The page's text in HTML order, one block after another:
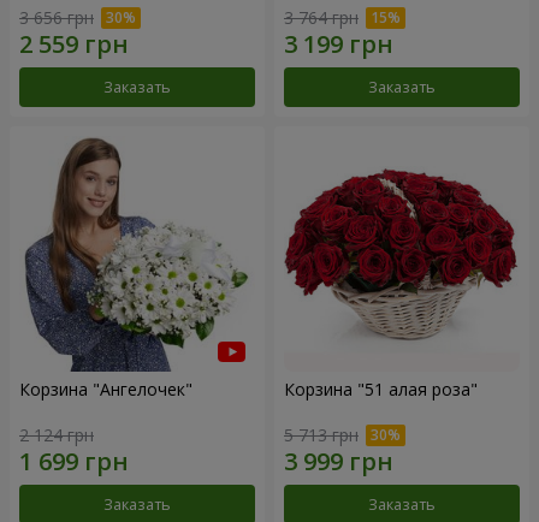
3 656 грн
Заказать
3 764 грн
Заказать
Корзина "Ангелочек"
2 124 грн
Заказать
Корзина "51 алая роза"
5 713 грн
Заказать